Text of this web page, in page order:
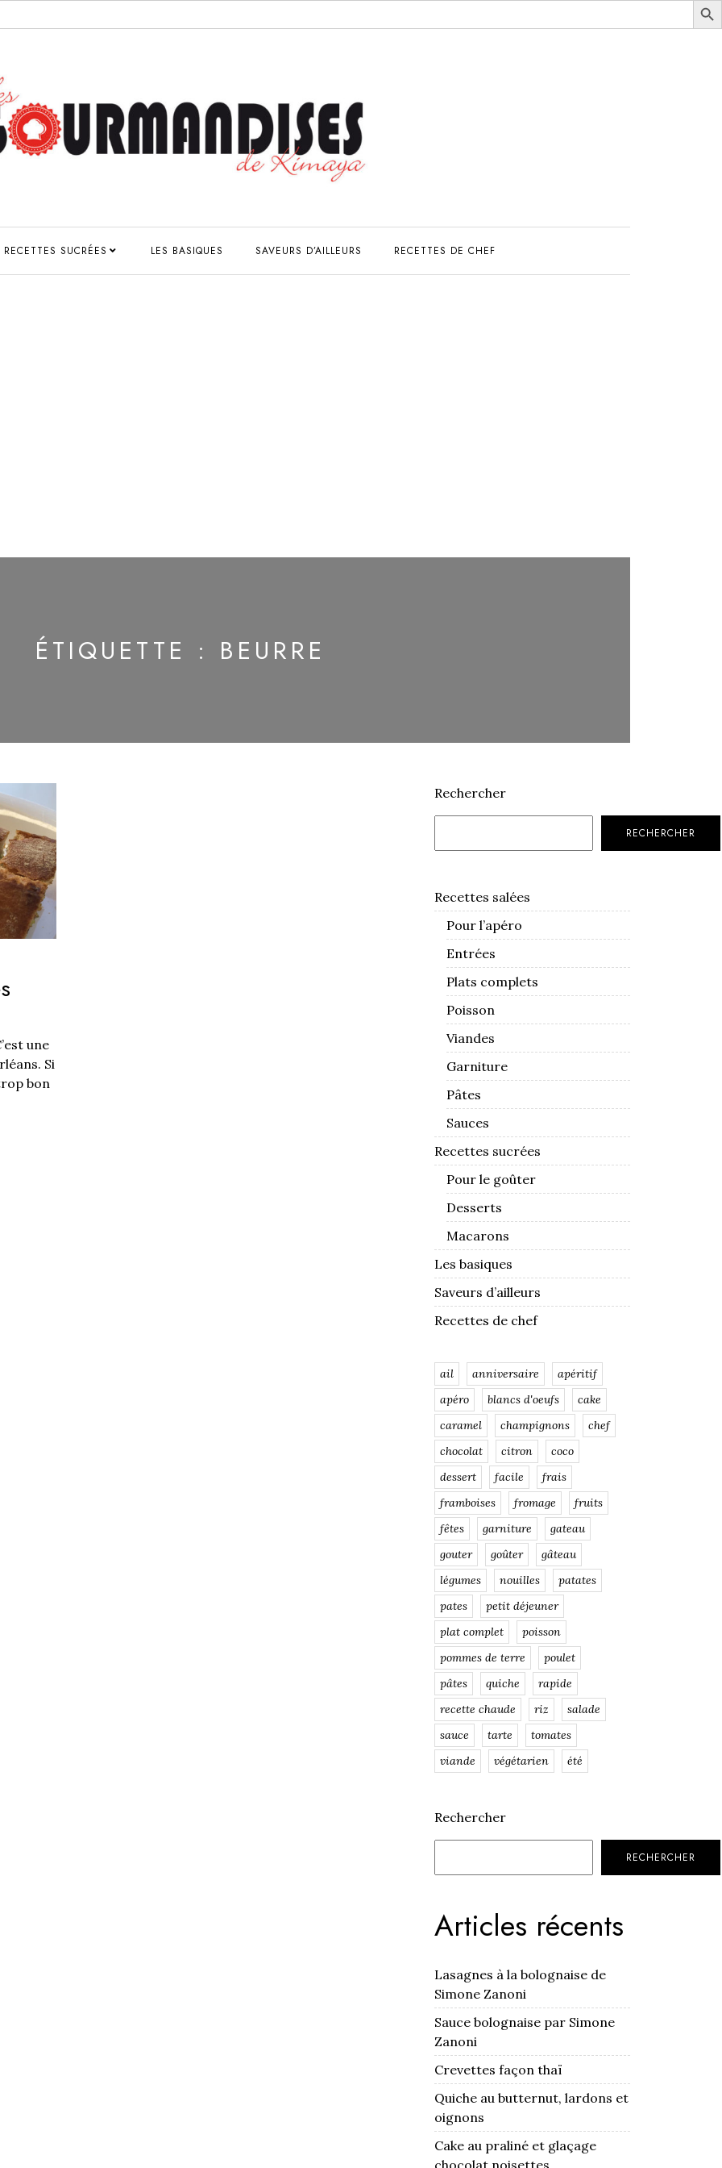
RECETTES SUCRÉES LES BASIQUES SAVEURS D’AILLEURS RECETTES DE CHEF
ÉTIQUETTE : BEURRE
une
Si
bon
Rechercher
RECHERCHER
Recettes salées
Pour l’apéro
Entrées
Plats complets
Poisson
Viandes
Garniture
Pâtes
Sauces
Recettes sucrées
Pour le goûter
Desserts
Macarons
Les basiques
Saveurs d’ailleurs
Recettes de chef
ail anniversaire
apéritif
apéro
blancs d'oeufs
cake
caramel
champignons
chef
chocolat
citron
coco
dessert
facile
frais
framboises
fromage
fruits
fêtes
garniture
gateau
gouter
goûter
gâteau
légumes
nouilles
patates
pates
petit déjeuner
plat complet
poisson
pommes de terre
poulet
pâtes
quiche
rapide
recette chaude
riz
salade
sauce
tarte
tomates
viande
végétarien été
Rechercher
RECHERCHER
Articles récents
Lasagnes à la bolognaise de
Simone Zanoni
Sauce bolognaise par Simone
Zanoni
Crevettes façon thaï
Quiche au butternut, lardons et
oignons
Cake au praliné et glaçage